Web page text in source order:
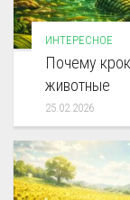
ИНТЕРЕСНОЕ
Почему
животные
25.02.2026